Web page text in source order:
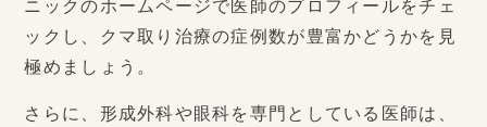
ニックのホームページで医師のプロフィールをチェ
ックし、クマ取り治療の症例数が豊富かどうかを見
極めましょう。
さらに、形成外科や眼科を専門としている医師は、